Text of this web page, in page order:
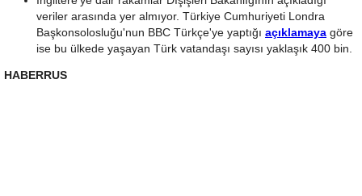
veriler arasında yer almıyor. Türkiye Cumhuriyeti Londra
Başkonsolosluğu'nun BBC Türkçe'ye yaptığı açıklamaya göre
ise bu ülkede yaşayan Türk vatandaşı sayısı yaklaşık 400 bin.
HABERRUS